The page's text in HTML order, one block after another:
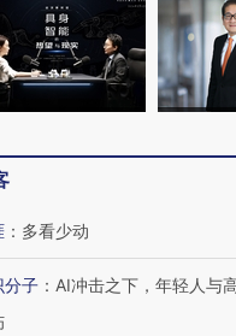
第四届链博
技“链”接产
【特别呈现】寻找
有意思的生活方式·
： 多看少动
分子 ： AI冲击之下，年轻人与